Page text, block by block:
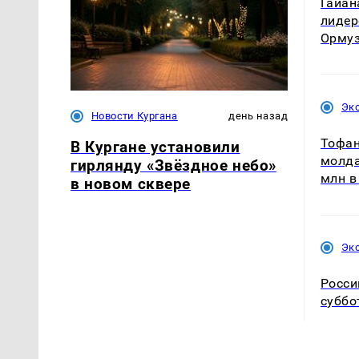
Новости Кургана день назад
В Кургане установили
гирлянду «Звёздное небо»
в новом сквере
млн в